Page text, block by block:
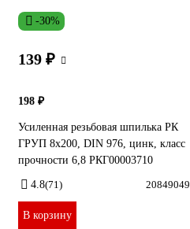
-30%
139 ₽
198 ₽
Усиленная резьбовая шпилька РК
ГРУП 8x200, DIN 976, цинк, класс
прочности 6,8 РКГ00003710
4.8(71) 20849049
В корзину